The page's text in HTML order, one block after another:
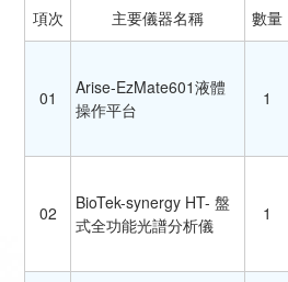
項次 主要儀器名稱 數量
01
Arise-EzMate601液體
操作平台
1
02
BioTek-synergy HT- 盤
式全功能光譜分析儀
1